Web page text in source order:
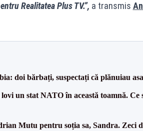
Realitatea Plus TV.”, a transmis
doi bărbați, suspectați că plănuiau
un stat NATO în această toamnă. Ce
Mutu pentru soția sa, Sandra. Zeci